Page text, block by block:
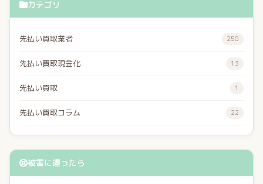
カテゴリ
先払い買取業者 250
先払い買取現金化 13
先払い買取 1
先払い買取コラム 22
被害に遭ったら